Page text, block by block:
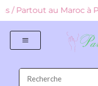
/ Partout au Maroc